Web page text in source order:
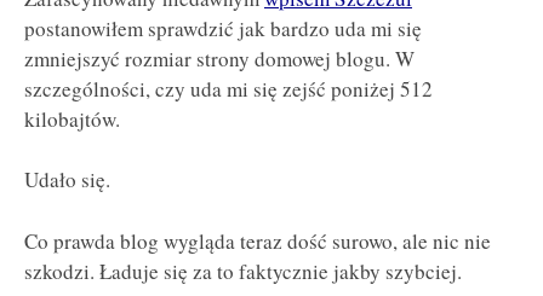
postanowiłem sprawdzić jak bardzo uda mi się
zmniejszyć rozmiar strony domowej blogu. W
szczególności, czy uda mi się zejść poniżej 512
kilobajtów.
Udało się.
Co prawda blog wygląda teraz dość surowo, ale nic nie
szkodzi. Ładuje się za to faktycznie jakby szybciej.